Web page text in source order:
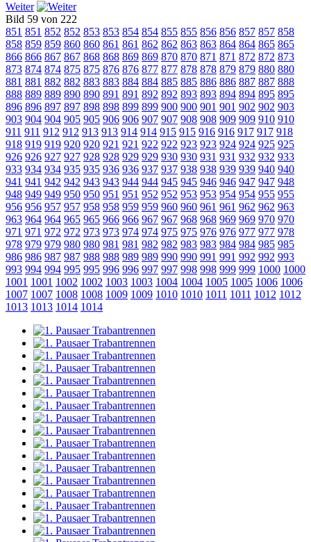
Weiter
Bild 59 von 222
851 851 852 852 853 853 854 854 855 855 856 856 857 857 858
858 859 859 860 860 861 861 862 862 863 863 864 864 865 865
866 866 867 867 868 868 869 869 870 870 871 871 872 872 873
873 874 874 875 875 876 876 877 877 878 878 879 879 880 880
881 881 882 882 883 883 884 884 885 885 886 886 887 887 888
888 889 889 890 890 891 891 892 892 893 893 894 894 895 895
896 896 897 897 898 898 899 899 900 900 901 901 902 902 903
903 904 904 905 905 906 906 907 907 908 908 909 909 910 910
911 911 912 912 913 913 914 914 915 915 916 916 917 917 918
918 919 919 920 920 921 921 922 922 923 923 924 924 925 925
926 926 927 927 928 928 929 929 930 930 931 931 932 932 933
933 934 934 935 935 936 936 937 937 938 938 939 939 940 940
941 941 942 942 943 943 944 944 945 945 946 946 947 947 948
948 949 949 950 950 951 951 952 952 953 953 954 954 955 955
956 956 957 957 958 958 959 959 960 960 961 961 962 962 963
963 964 964 965 965 966 966 967 967 968 968 969 969 970 970
971 971 972 972 973 973 974 974 975 975 976 976 977 977 978
978 979 979 980 980 981 981 982 982 983 983 984 984 985 985
986 986 987 987 988 988 989 989 990 990 991 991 992 992 993
993 994 994 995 995 996 996 997 997 998 998 999 999 1000 1000
1001 1001 1002 1002 1003 1003 1004 1004 1005 1005 1006 1006
1007 1007 1008 1008 1009 1009 1010 1010 1011 1011 1012 1012
1013 1013 1014 1014